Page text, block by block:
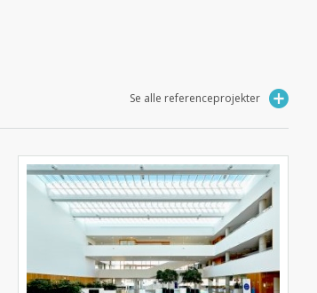
Se alle referenceprojekter